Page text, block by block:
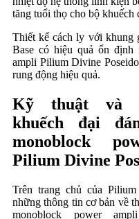
tăng tuổi thọ cho bộ khuếch
Thiết kế cách ly với khung
Base có hiệu quả ổn định
ampli Pilium Divine
rung động hiệu quả.
Kỹ thuật và
khuếch đại
monoblock
Pilium Divine
Trên trang chủ của
những thông tin cơ bản về
monoblock power